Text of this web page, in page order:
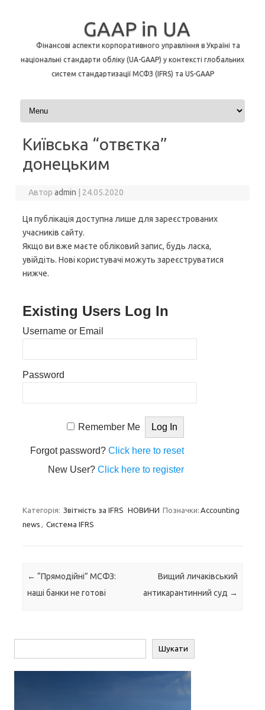
GAAP in UA
Фінансові аспекти корпоративного управління в Україні та
національні стандарти обліку (UA-GAAP) у контексті глобальних
систем стандартизації МСФЗ (IFRS) та US-GAAP
Перейти до контенту
Київська “отвєтка”
донецьким
Авторadmin 24.05.2020
Ця публікація доступна лише для зареєстрованих
учасників сайту.
Якщо ви вже маєте обліковий запис, будь ласка,
увійдіть. Нові користувачі можуть зареєструватися
нижче.
Existing Users Log In
Username or Email
Password
Remember Me
Forgot password?Click here to reset
New User?Click here to register
Категорія: Звітність за IFRS НОВИНИ Позначки: Accounting
news , Система IFRS
Навігація по запису
← “Прямодійні” МСФЗ:
наші банки не готові
Вищий личаківський
антикарантинний суд →
Шукати